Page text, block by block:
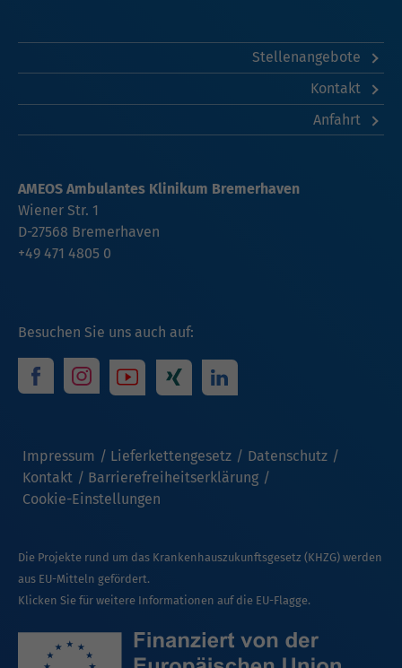
Stellenangebote
Kontakt
Anfahrt
Besuchen Sie uns auch auf:
Impressum Lieferkettengesetz
Datenschutz
Kontakt
Barrierefreiheitserklärung
Cookie-Einstellungen
AMEOS Ambulantes Klinikum Bremerhaven
Wiener Str. 1
D-27568 Bremerhaven
+49 471 4805 0
Die Projekte rund um das Krankenhauszukunftsgesetz (KHZG) werden
aus EU-Mitteln gefördert.
Klicken Sie für weitere Informationen auf die EU-Flagge.